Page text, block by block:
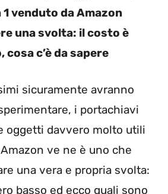
venduto da Amazon
una svolta: il costo è
cosa c’è da sapere
sicuramente avranno
i portachiavi
oggetti davvero molto utili
ve ne è uno che
una vera e propria svolta:
basso ed ecco quali sono